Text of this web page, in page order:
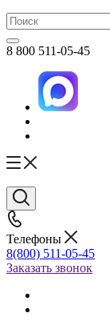
8 800 511-05-45
Телефоны
8(800) 511-05-45
Заказать звонок